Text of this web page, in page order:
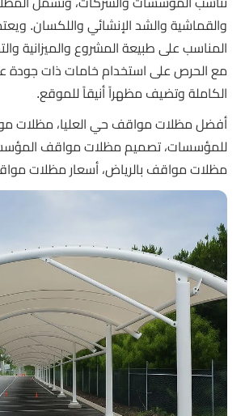
والقماشية والشد الإنشائي واللكسان.
المناسب على طبيعة المشروع والميزانية
مع الحرص على استخدام خامات ذات جودة
الكاملة وتضيف مظهراً أنيقاً للموقع.
أفضل مظلات مواقف حي العليا، مظلات
للمؤسسات، تصميم مظلات مواقف
مظلات مواقف بالرياض، أسعار مظلات